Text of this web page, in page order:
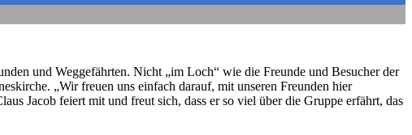
und Weggefährten. Nicht „im Loch“ wie die Freunde und Besucher der
„Wir freuen uns einfach darauf, mit unseren Freunden hier
Jacob feiert mit und freut sich, dass er so viel über die Gruppe erfährt, das